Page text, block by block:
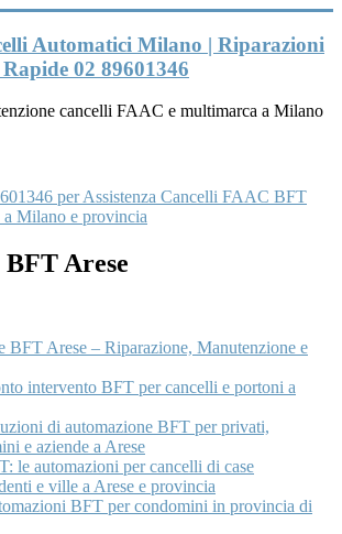
Automatici Milano | Riparazioni
02 89601346
cancelli FAAC e multimarca a Milano
per Assistenza Cancelli FAAC BFT
Milano e provincia
Arese
BFT Arese – Riparazione, Manutenzione e
intervento BFT per cancelli e portoni a
di automazione BFT per privati,
e aziende a Arese
le automazioni per cancelli di case
e ville a Arese e provincia
BFT per condomini in provincia di